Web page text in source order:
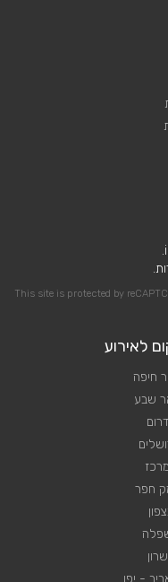
This site is protected by
לאירוע
חיפה
שבע
חפר
- יפו